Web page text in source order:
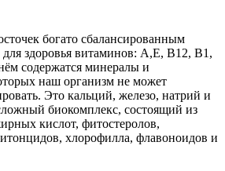
богато сбалансированным
здоровья витаминов: А,Е, В12, B1,
содержатся минералы и
наш организм не может
Это кальций, железо, натрий и
биокомплекс, состоящий из
кислот, фитостеролов,
хлорофилла, флавоноидов и